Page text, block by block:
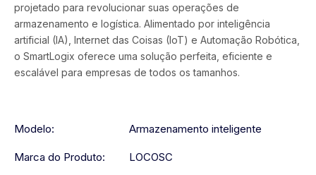
projetado para revolucionar suas operações de
armazenamento e logística. Alimentado por inteligência
artificial (IA), Internet das Coisas (IoT) e Automação Robótica,
o SmartLogix oferece uma solução perfeita, eficiente e
escalável para empresas de todos os tamanhos.
Modelo: Armazenamento inteligente
Marca do Produto: LOCOSC